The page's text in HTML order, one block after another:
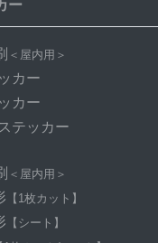
ー
＜屋内用＞
カー
カー
テッカー
＜屋内用＞
【1枚カット】
【シート】